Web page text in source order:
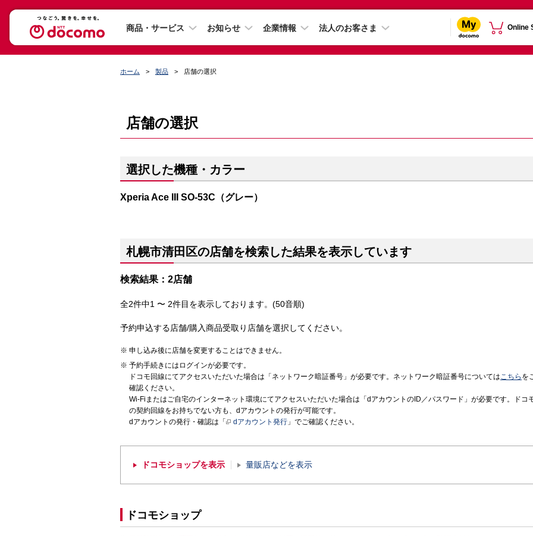
商品・サービス お知らせ 企業情報 法人のお客さま Online
ホーム 製品 店舗の選択
店舗の選択
選択した機種・カラー
Xperia Ace III SO-53C（グレー）
札幌市清田区の店舗を検索した結果を表示しています
検索結果：2店舗
全2件中1 〜 2件目を表示しております。(50音順)
予約申込する店舗/購入商品受取り店舗を選択してください。
申し込み後に店舗を変更することはできません。
予約手続きにはログインが必要です。
ドコモ回線にてアクセスいただいた場合は「ネットワーク暗証番号」が必要です。ネットワーク暗証番号についてはこちら を
確認ください。
Wi-Fiまたはご自宅のインターネット環境にてアクセスいただいた場合は「dアカウントのID／パスワード」が必要です。ドコ
の契約回線をお持ちでない方も、dアカウントの発行が可能です。
dアカウントの発行・確認は「
dアカウント発行 」でご確認ください。
ドコモショップを表示 量販店などを表示
ドコモショップ